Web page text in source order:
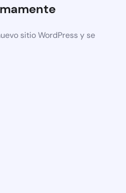
sitio WordPress y se